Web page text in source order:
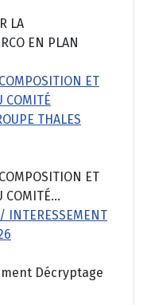
LA
EN PLAN
ET
COMITÉ
THALES
ET
COMITÉ...
INTERESSEMENT
Décryptage